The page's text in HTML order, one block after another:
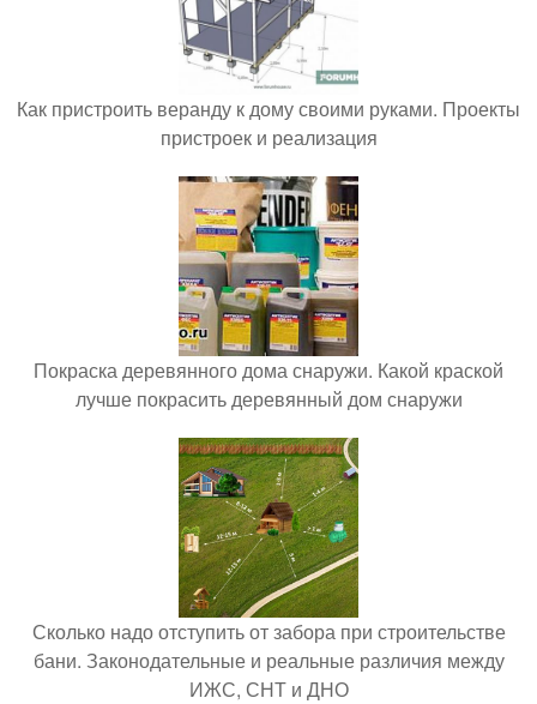
Как пристроить веранду к дому своими руками. Проекты
пристроек и реализация
Покраска деревянного дома снаружи. Какой краской
лучше покрасить деревянный дом снаружи
Сколько надо отступить от забора при строительстве
бани. Законодательные и реальные различия между
ИЖС, СНТ и ДНО